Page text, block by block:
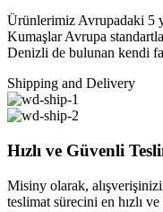
Ürünlerimiz Avrupadaki 5
Kumaşlar Avrupa
Denizli de bulunan kendi
Shipping and Delivery
Hızlı ve Güvenli
Misiny olarak,
teslimat sürecini en hızlı